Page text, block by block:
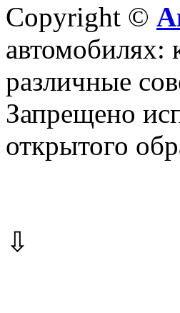
Copyright ©
автомобилях:
различные
Запрещено
открытого
⇩